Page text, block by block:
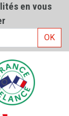
en vous
OK